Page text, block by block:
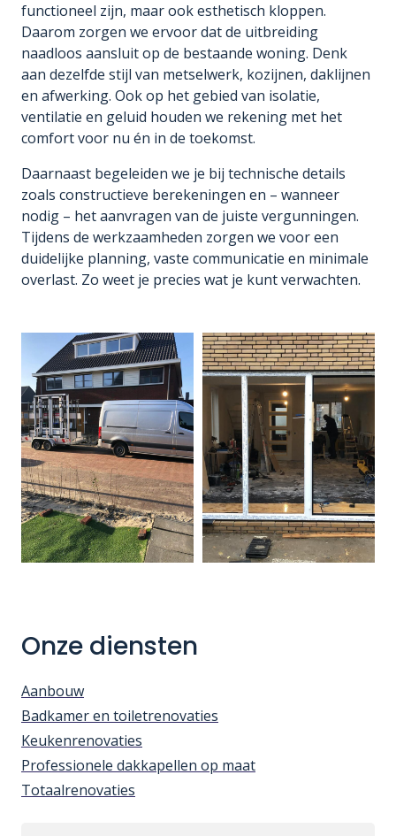
functioneel zijn, maar ook esthetisch kloppen.
Daarom zorgen we ervoor dat de uitbreiding
naadloos aansluit op de bestaande woning. Denk
aan dezelfde stijl van metselwerk, kozijnen, daklijnen
en afwerking. Ook op het gebied van isolatie,
ventilatie en geluid houden we rekening met het
comfort voor nu én in de toekomst.
Daarnaast begeleiden we je bij technische details
zoals constructieve berekeningen en – wanneer
nodig – het aanvragen van de juiste vergunningen.
Tijdens de werkzaamheden zorgen we voor een
duidelijke planning, vaste communicatie en minimale
overlast. Zo weet je precies wat je kunt verwachten.
Onze diensten
Aanbouw
Badkamer en toiletrenovaties
Keukenrenovaties
Professionele dakkapellen op maat
Totaalrenovaties